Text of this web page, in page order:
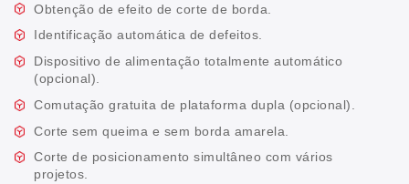
Obtenção de efeito de corte de borda.
Identificação automática de defeitos.
Dispositivo de alimentação totalmente automático
(opcional).
Comutação gratuita de plataforma dupla (opcional).
Corte sem queima e sem borda amarela.
Corte de posicionamento simultâneo com vários
projetos.